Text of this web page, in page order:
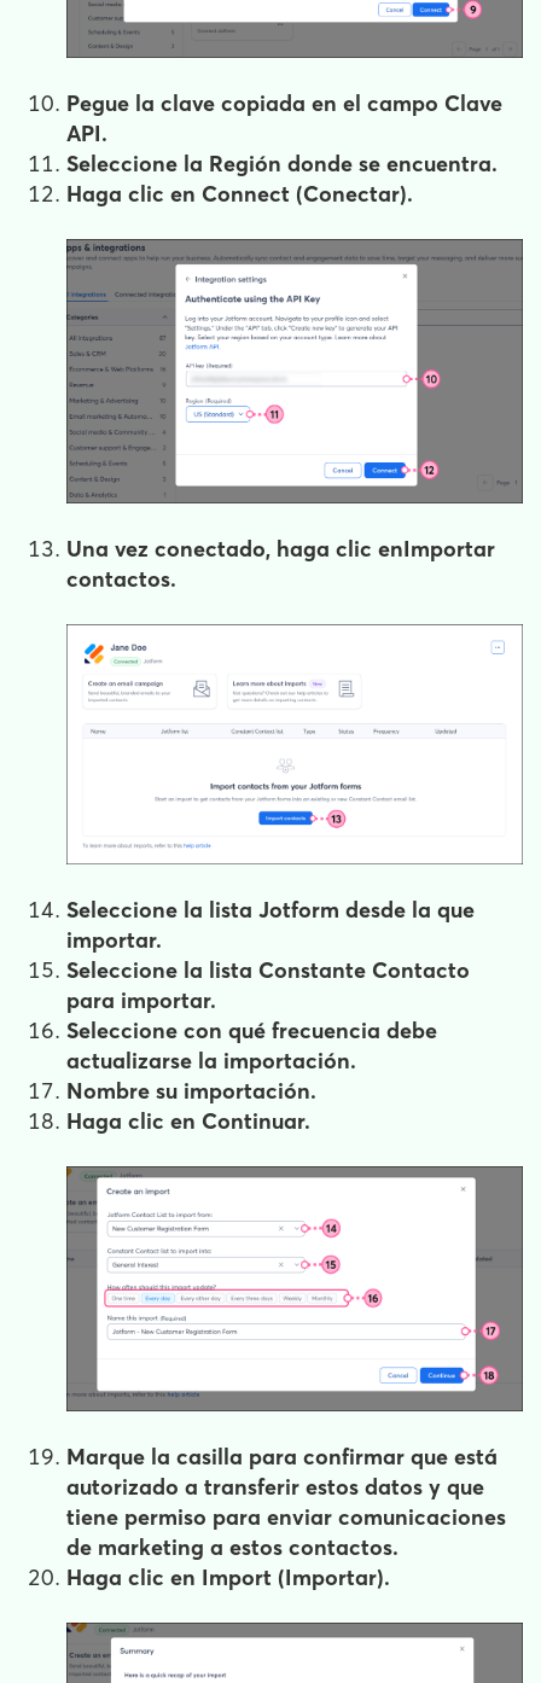
Pegue la clave copiada en el campo Clave
API.
Seleccione la Región donde se encuentra.
Haga clic en Connect (Conectar).
Una vez conectado, haga clic enImportar
contactos.
Seleccione la lista Jotform desde la que
importar.
Seleccione la lista Constante Contacto
para importar.
Seleccione con qué frecuencia debe
actualizarse la importación.
Nombre su importación.
Haga clic en Continuar.
Marque la casilla para confirmar que está
autorizado a transferir estos datos y que
tiene permiso para enviar comunicaciones
de marketing a estos contactos.
Haga clic en Import (Importar).